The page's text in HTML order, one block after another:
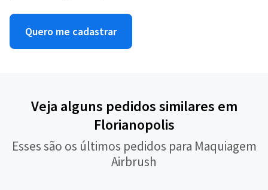
Quero me cadastrar
Veja alguns pedidos similares em
Florianopolis
Esses são os últimos pedidos para Maquiagem
Airbrush